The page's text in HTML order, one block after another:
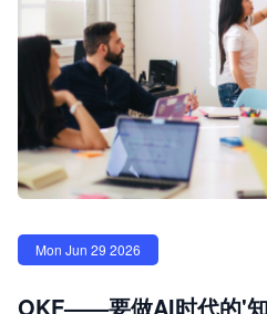
Mon Jun 29 2026
OKF——要做AI时代的'